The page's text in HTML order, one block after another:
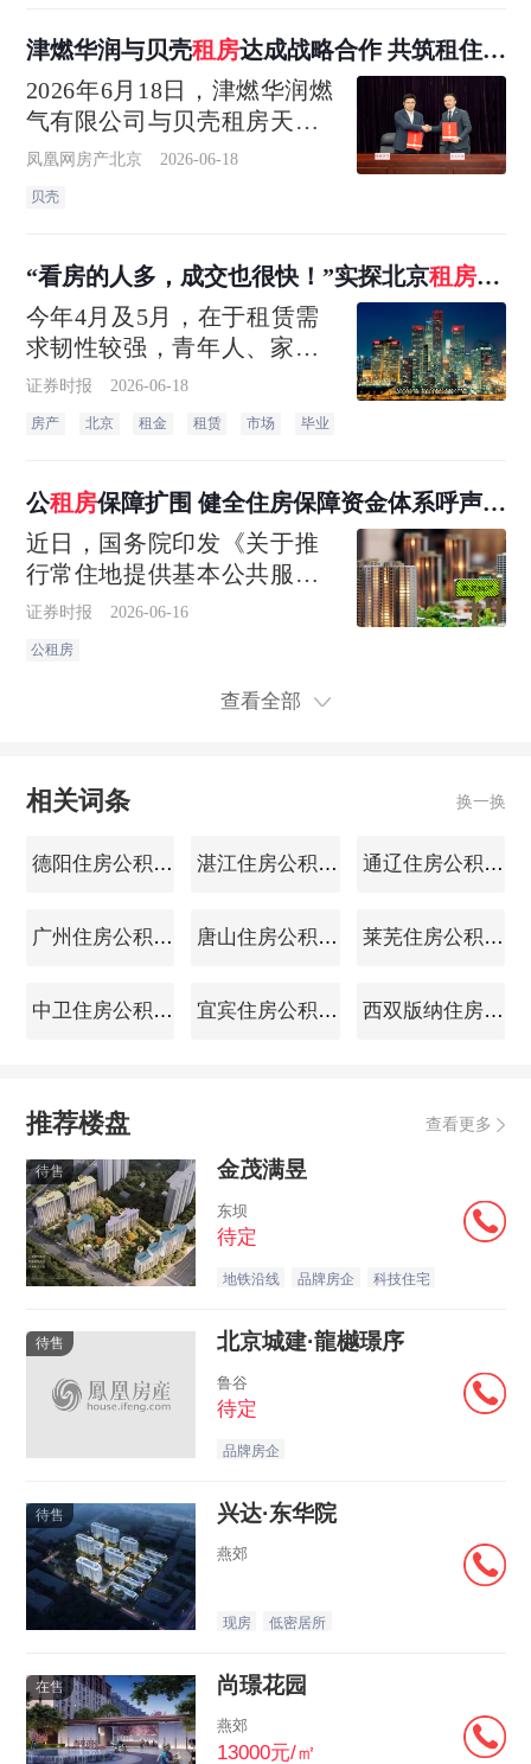
津燃华润与贝壳租房达成战略合作 共筑租住安
全新防线
2026年6月18日，津燃华润燃
气有限公司与贝壳租房天津
站正式签署全面战略合作协
议，双方以"系统性燃气安全
凤凰网房产北京 2026-06-18
贝壳
“看房的人多，成交也很快！”实探北京租房市
场
今年4月及5月，在于租赁需
求韧性较强，青年人、家庭
型等全人群、全生命周期租
证券时报 2026-06-18
房产 北京 租金 租赁 市场 毕业
公租房保障扩围 健全住房保障资金体系呼声渐
高
近日，国务院印发《关于推
行常住地提供基本公共服务
的实施意见》，推动更多城
障范围，并将统筹中央和地
证券时报 2026-06-16
公租房
查看全部
相关词条 换一换
德阳住房公积金查询 湛江住房公积金查询 通辽住房公积金查询
广州住房公积金查询 唐山住房公积金查询 莱芜住房公积金查询
中卫住房公积金查询 宜宾住房公积金查询 西双版纳住房公积金查询
推荐楼盘 查看更多
待售 金茂满昱
东坝
待定
地铁沿线 品牌房企 科技住宅
待售 北京城建·龍樾璟序
鲁谷
待定
品牌房企
待售 兴达·东华院
燕郊
现房 低密居所
在售 尚璟花园
燕郊
13000元/㎡